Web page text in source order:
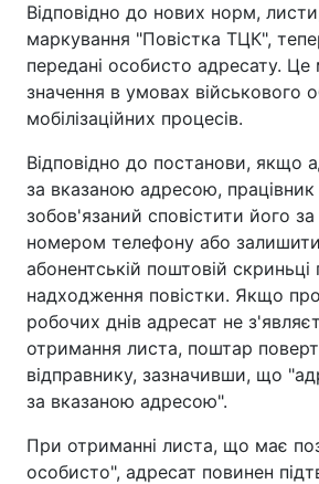
Відповідно до нових норм,
маркування "Повістка ТЦК",
передані особисто адресату. Це
значення в умовах військового
мобілізаційних процесів.
Відповідно до постанови, якщо
за вказаною адресою,
зобов'язаний сповістити його
номером телефону або
абонентській поштовій скриньці
надходження повістки. Якщо
робочих днів адресат не
отримання листа, поштар
відправнику, зазначивши, що
за вказаною адресою".
При отриманні листа, що має
особисто", адресат повинен